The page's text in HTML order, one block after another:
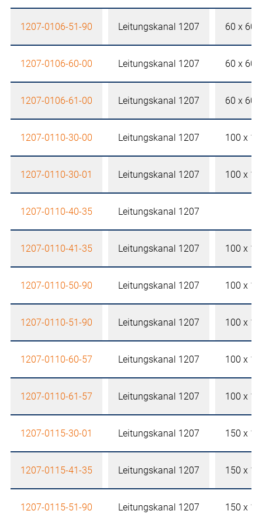
1207-0106-51-90 Leitungskanal 1207 60 x 60
1207-0106-60-00 Leitungskanal 1207 60 x 60
1207-0106-61-00 Leitungskanal 1207 60 x 60
1207-0110-30-00 Leitungskanal 1207 100 x
1207-0110-30-01 Leitungskanal 1207 100 x
1207-0110-40-35 Leitungskanal 1207
1207-0110-41-35 Leitungskanal 1207 100 x
1207-0110-50-90 Leitungskanal 1207 100 x
1207-0110-51-90 Leitungskanal 1207 100 x
1207-0110-60-57 Leitungskanal 1207 100 x
1207-0110-61-57 Leitungskanal 1207 100 x
1207-0115-30-01 Leitungskanal 1207 150 x
1207-0115-41-35 Leitungskanal 1207 150 x
1207-0115-51-90 Leitungskanal 1207 150 x